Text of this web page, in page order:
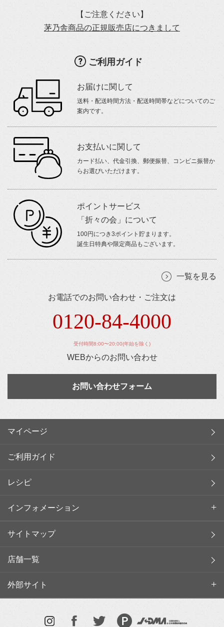
【ご注意ください】
茅乃舎商品の正規販売店につきまして
ご利用ガイド
お届けに関して
送料・配送時間方法・配送時間帯などについてのご
案内です。
お支払いに関して
カード払い、代金引換、郵便振替、コンビニ振替か
らお選びいただけます。
ポイントサービス
「折々の会」について
100円につき3ポイント貯まります。
誕生日特典や限定商品もございます。
一覧を見る
お電話でのお問い合わせ・ご注文は
0120-84-4000
受付時間8:00〜20:00(年始を除く)
WEBからのお問い合わせ
お問い合わせフォーム
マイページ
ご利用ガイド
レシピ
インフォメーション
サイトマップ
店舗一覧
外部サイト